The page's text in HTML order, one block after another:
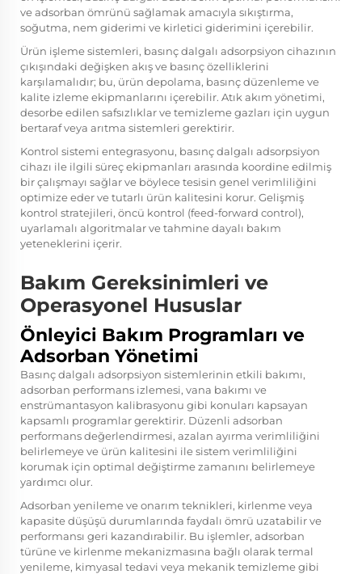
ve adsorban ömrünü sağlamak amacıyla sıkıştırma,
soğutma, nem giderimi ve kirletici giderimini içerebilir.
Ürün işleme sistemleri, basınç dalgalı adsorpsiyon cihazının
çıkışındaki değişken akış ve basınç özelliklerini
karşılamalıdır; bu, ürün depolama, basınç düzenleme ve
kalite izleme ekipmanlarını içerebilir. Atık akım yönetimi,
desorbe edilen safsızlıklar ve temizleme gazları için uygun
bertaraf veya arıtma sistemleri gerektirir.
Kontrol sistemi entegrasyonu, basınç dalgalı adsorpsiyon
cihazı ile ilgili süreç ekipmanları arasında koordine edilmiş
bir çalışmayı sağlar ve böylece tesisin genel verimliliğini
optimize eder ve tutarlı ürün kalitesini korur. Gelişmiş
kontrol stratejileri, öncü kontrol (feed-forward control),
uyarlamalı algoritmalar ve tahmine dayalı bakım
yeteneklerini içerir.
Bakım Gereksinimleri ve
Operasyonel Hususlar
Önleyici Bakım Programları ve
Adsorban Yönetimi
Basınç dalgalı adsorpsiyon sistemlerinin etkili bakımı,
adsorban performans izlemesi, vana bakımı ve
enstrümantasyon kalibrasyonu gibi konuları kapsayan
kapsamlı programlar gerektirir. Düzenli adsorban
performans değerlendirmesi, azalan ayırma verimliliğini
belirlemeye ve ürün kalitesini ile sistem verimliliğini
korumak için optimal değiştirme zamanını belirlemeye
yardımcı olur.
Adsorban yenileme ve onarım teknikleri, kirlenme veya
kapasite düşüşü durumlarında faydalı ömrü uzatabilir ve
performansı geri kazandırabilir. Bu işlemler, adsorban
türüne ve kirlenme mekanizmasına bağlı olarak termal
yenileme, kimyasal tedavi veya mekanik temizleme gibi